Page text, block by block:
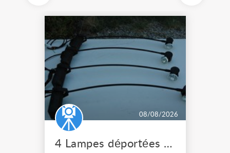
08/08/2026
4 Lampes déportées pour tableau